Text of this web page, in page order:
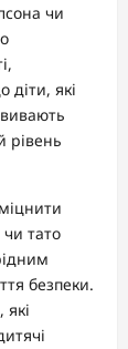
чи
діти, які
рівень
тато
безпеки.